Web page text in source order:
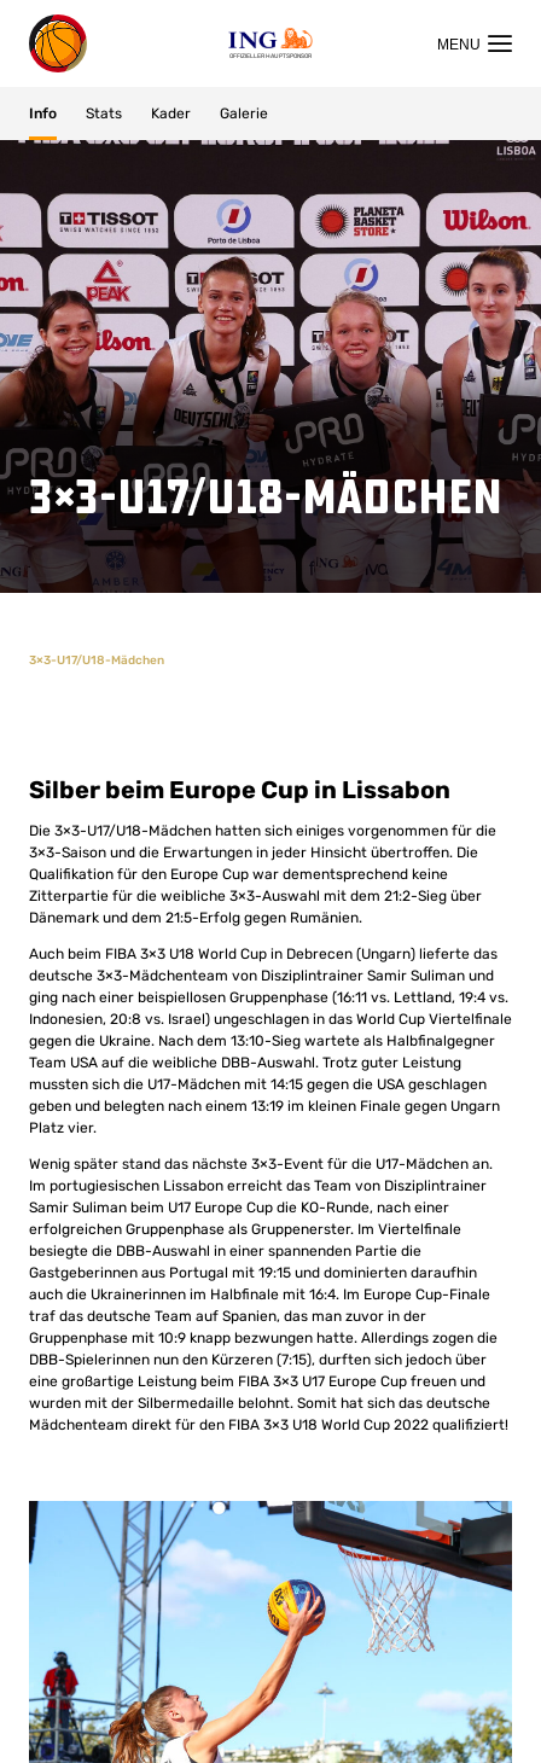
OFFIZIELLER HAUPTSPONSOR
Info Stats Kader Galerie
3×3-U17/U18-Mädchen
3×3-U17/U18-Mädchen
Silber beim Europe Cup in Lissabon
Die 3×3-U17/U18-Mädchen hatten sich einiges vorgenommen für die
3×3-Saison und die Erwartungen in jeder Hinsicht übertroffen. Die
Qualifikation für den Europe Cup war dementsprechend keine
Zitterpartie für die weibliche 3×3-Auswahl mit dem 21:2-Sieg über
Dänemark und dem 21:5-Erfolg gegen Rumänien.
Auch beim FIBA 3×3 U18 World Cup in Debrecen (Ungarn) lieferte das
deutsche 3×3-Mädchenteam von Disziplintrainer Samir Suliman und
ging nach einer beispiellosen Gruppenphase (16:11 vs. Lettland, 19:4 vs.
Indonesien, 20:8 vs. Israel) ungeschlagen in das World Cup Viertelfinale
gegen die Ukraine. Nach dem 13:10-Sieg wartete als Halbfinalgegner
Team USA auf die weibliche DBB-Auswahl. Trotz guter Leistung
mussten sich die U17-Mädchen mit 14:15 gegen die USA geschlagen
geben und belegten nach einem 13:19 im kleinen Finale gegen Ungarn
Platz vier.
Wenig später stand das nächste 3×3-Event für die U17-Mädchen an.
Im portugiesischen Lissabon erreicht das Team von Disziplintrainer
Samir Suliman beim U17 Europe Cup die KO-Runde, nach einer
erfolgreichen Gruppenphase als Gruppenerster. Im Viertelfinale
besiegte die DBB-Auswahl in einer spannenden Partie die
Gastgeberinnen aus Portugal mit 19:15 und dominierten daraufhin
auch die Ukrainerinnen im Halbfinale mit 16:4. Im Europe Cup-Finale
traf das deutsche Team auf Spanien, das man zuvor in der
Gruppenphase mit 10:9 knapp bezwungen hatte. Allerdings zogen die
DBB-Spielerinnen nun den Kürzeren (7:15), durften sich jedoch über
eine großartige Leistung beim FIBA 3×3 U17 Europe Cup freuen und
wurden mit der Silbermedaille belohnt. Somit hat sich das deutsche
Mädchenteam direkt für den FIBA 3×3 U18 World Cup 2022 qualifiziert!